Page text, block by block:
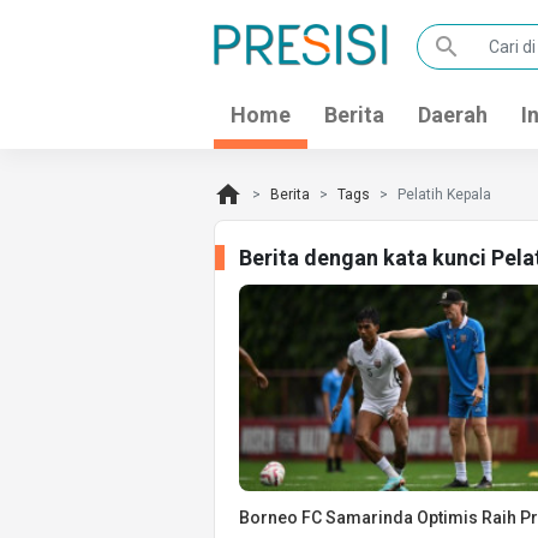
search
Home Berita Daerah
home Berita Tags Pelatih Kepala
Berita dengan kata kunci
Borneo FC Samarinda Optimis Raih